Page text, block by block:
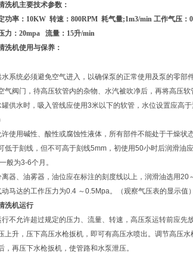
洗机主要技术参数：
功率：10KW 转速：800RPM 耗气量;1m3/min 工作气压：
力：20mpa 流量：15升/min
洗机使用与保养：
系统必须避免空气进入，以确保泵的正常使用及泵的零
气阀门，待高压软管内的杂物、水汽被吹净后，再将高压软
供水时，吸入管线应使用3米以下的软管，水位设置应高
使用碱性、酸性或腐蚀性液体，所有部件不能处于干燥
低于刻线，但不可高于刻线5mm，初使用50小时后润滑
般为3-6个月。
器、油雾器，油位应在标注的刻度线以上，润滑油选用20
马达的工作压力为0.4 ～0.5Mpa。（观察气压表的显示值）
洗机运行
不允许超过规定的压力、流量、转速，高压泵运转前应
上升，压下高压水枪扳机，即可有高压水喷出。调节高压
，再压下水枪扳机，使管路和水泵泄压。